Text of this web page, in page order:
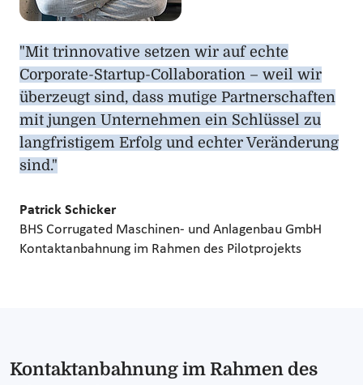
"Mit trinnovative setzen wir auf echte
Corporate-Startup-Collaboration – weil wir
überzeugt sind, dass mutige Partnerschaften
mit jungen Unternehmen ein Schlüssel zu
langfristigem Erfolg und echter Veränderung
sind."
Patrick Schicker
BHS Corrugated Maschinen- und Anlagenbau GmbH
Kontaktanbahnung im Rahmen des Pilotprojekts
Kontaktanbahnung im Rahmen des